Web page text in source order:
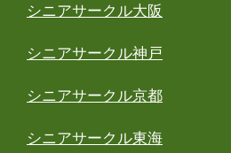
シニアサークル大阪
シニアサークル神戸
シニアサークル京都
シニアサークル東海